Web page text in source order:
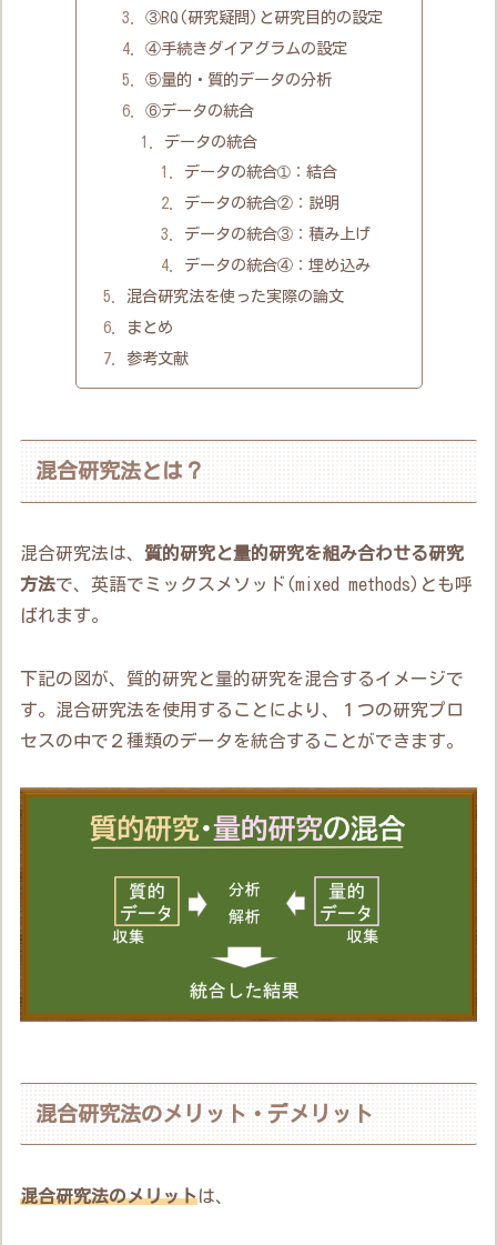
③RQ(研究疑問)と研究目的の設定
④手続きダイアグラムの設定
⑤量的・質的データの分析
⑥データの統合
データの統合
データの統合➀：結合
データの統合②：説明
データの統合③：積み上げ
データの統合④：埋め込み
混合研究法を使った実際の論文
まとめ
参考文献
混合研究法とは？
混合研究法は、質的研究と量的研究を組み合わせる研究
方法で、英語でミックスメソッド(mixed methods)とも呼
ばれます。
下記の図が、質的研究と量的研究を混合するイメージで
す。混合研究法を使用することにより、１つの研究プロ
セスの中で２種類のデータを統合することができます。
混合研究法のメリット・デメリット
混合研究法のメリットは、